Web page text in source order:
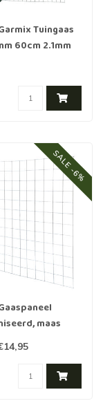
Tuingaas
60cm 2.1mm
SALE -6%
maas